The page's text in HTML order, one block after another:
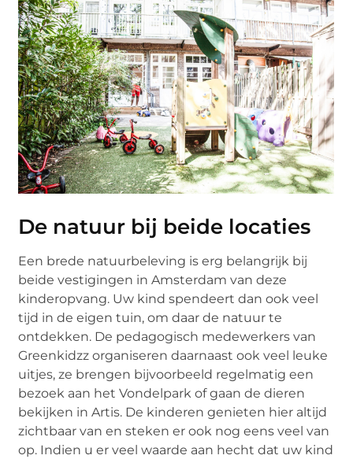
De natuur bij beide locaties
Een brede natuurbeleving is erg belangrijk bij
beide vestigingen in Amsterdam van deze
kinderopvang. Uw kind spendeert dan ook veel
tijd in de eigen tuin, om daar de natuur te
ontdekken. De pedagogisch medewerkers van
Greenkidzz organiseren daarnaast ook veel leuke
uitjes, ze brengen bijvoorbeeld regelmatig een
bezoek aan het Vondelpark of gaan de dieren
bekijken in Artis. De kinderen genieten hier altijd
zichtbaar van en steken er ook nog eens veel van
op. Indien u er veel waarde aan hecht dat uw kind